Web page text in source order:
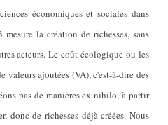
économiques et sociales dans
la création de richesses, sans
acteurs. Le coût écologique ou les
valeurs ajoutées (VA), c'est-à-dire des
pas de manières ex nihilo, à partir
donc de richesses déjà créées. Nous